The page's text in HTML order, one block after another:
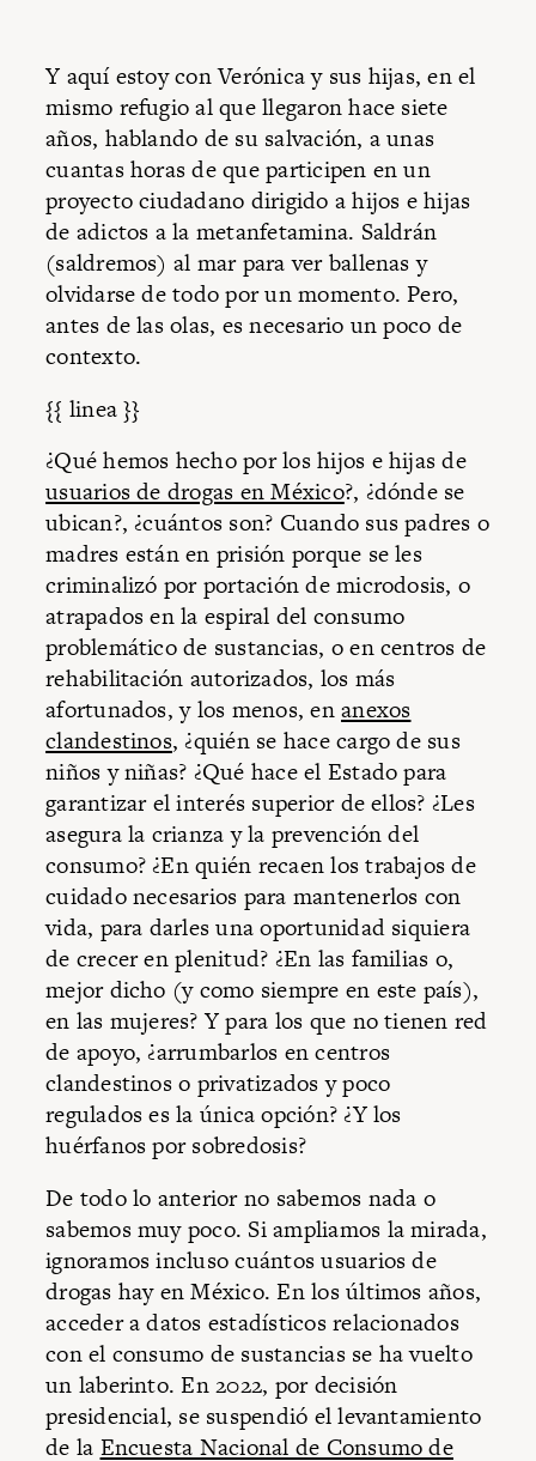
Y aquí estoy con Verónica y sus hijas, en el
mismo refugio al que llegaron hace siete
años, hablando de su salvación, a unas
cuantas horas de que participen en un
proyecto ciudadano dirigido a hijos e hijas
de adictos a la metanfetamina. Saldrán
(saldremos) al mar para ver ballenas y
olvidarse de todo por un momento. Pero,
antes de las olas, es necesario un poco de
contexto.
{{ linea }}
¿Qué hemos hecho por los hijos e hijas de
usuarios de drogas en México?, ¿dónde se
ubican?, ¿cuántos son? Cuando sus padres o
madres están en prisión porque se les
criminalizó por portación de microdosis, o
atrapados en la espiral del consumo
problemático de sustancias, o en centros de
rehabilitación autorizados, los más
afortunados, y los menos, enanexos
clandestinos, ¿quién se hace cargo de sus
niños y niñas? ¿Qué hace el Estado para
garantizar el interés superior de ellos? ¿Les
asegura la crianza y la prevención del
consumo? ¿En quién recaen los trabajos de
cuidado necesarios para mantenerlos con
vida, para darles una oportunidad siquiera
de crecer en plenitud? ¿En las familias o,
mejor dicho (y como siempre en este país),
en las mujeres? Y para los que no tienen red
de apoyo, ¿arrumbarlos en centros
clandestinos o privatizados y poco
regulados es la única opción? ¿Y los
huérfanos por sobredosis?
De todo lo anterior no sabemos nada o
sabemos muy poco. Si ampliamos la mirada,
ignoramos incluso cuántos usuarios de
drogas hay en México. En los últimos años,
acceder a datos estadísticos relacionados
con el consumo de sustancias se ha vuelto
un laberinto. En 2022, por decisión
presidencial, se suspendió el levantamiento
de la Encuesta Nacional de Consumo de